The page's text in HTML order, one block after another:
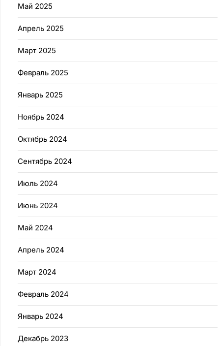
Май 2025
Апрель 2025
Март 2025
Февраль 2025
Январь 2025
Ноябрь 2024
Октябрь 2024
Сентябрь 2024
Июль 2024
Июнь 2024
Май 2024
Апрель 2024
Март 2024
Февраль 2024
Январь 2024
Декабрь 2023